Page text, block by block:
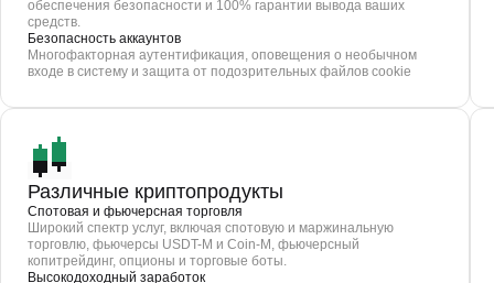
обеспечения безопасности и 100% гарантии вывода ваших
средств.
Безопасность аккаунтов
Многофакторная аутентификация, оповещения о необычном
входе в систему и защита от подозрительных файлов cookie
Различные криптопродукты
Спотовая и фьючерсная торговля
Широкий спектр услуг, включая спотовую и маржинальную
торговлю, фьючерсы USDT-M и Coin-M, фьючерсный
копитрейдинг, опционы и торговые боты.
Высокодоходный заработок